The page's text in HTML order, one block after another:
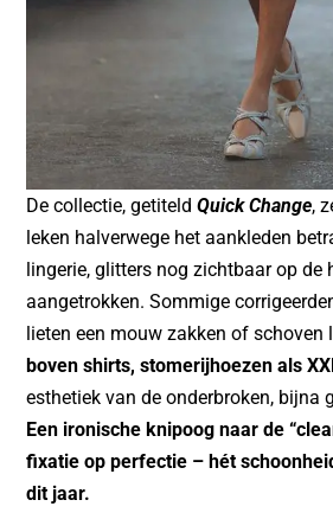
De collectie, getiteldQuick Change,
leken halverwege het aankleden
lingerie, glitters nog zichtbaar op de
aangetrokken. Sommige
lieten een mouw zakken of schoven
boven shirts, stomerijhoezen als
esthetiek van de onderbroken, bijna
Een ironische knipoog naar de
fixatie op perfectie – hét
dit jaar.